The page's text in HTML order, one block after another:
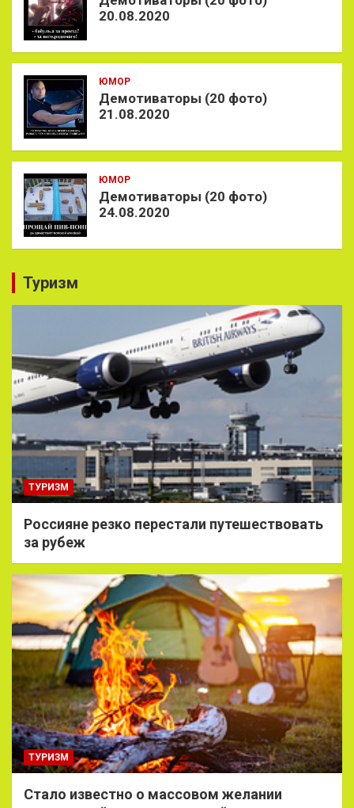
20.08.2020
ЮМОР
Демотиваторы (20 фото)
21.08.2020
ЮМОР
Демотиваторы (20 фото)
24.08.2020
Туризм
ТУРИЗМ
Россияне резко перестали путешествовать
за рубеж
ТУРИЗМ
Стало известно о массовом желании